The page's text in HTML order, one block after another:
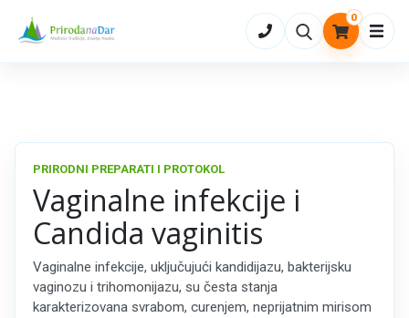
0
PRIRODNI PREPARATI I PROTOKOL
Vaginalne infekcije i
Candida vaginitis
Vaginalne infekcije, uključujući kandidijazu, bakterijsku
vaginozu i trihomonijazu, su česta stanja
karakterizovana svrabom, curenjem, neprijatnim mirisom